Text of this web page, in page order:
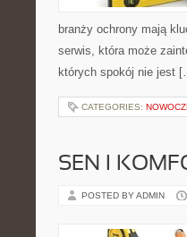
branży ochrony mają
serwis, która może
których spokój nie jest
CATEGORIES:
SEN I
POSTED BY ADMIN